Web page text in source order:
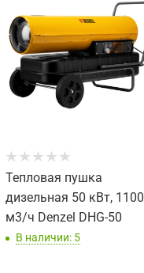
Тепловая пушка
дизельная 50 кВт, 1100
м3/ч Denzel DHG-50
В наличии: 5